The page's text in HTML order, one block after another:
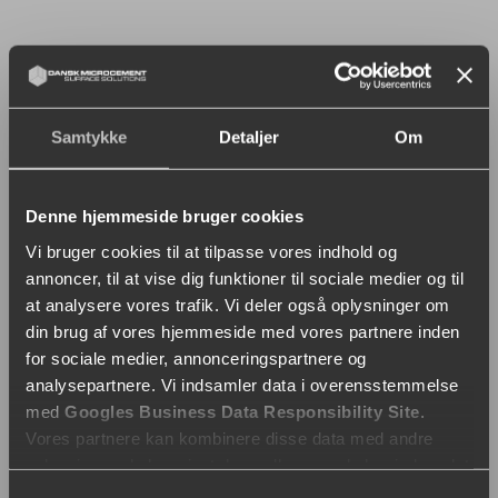
Samtykke Detaljer Om
Denne hjemmeside bruger cookies
Vi bruger cookies til at tilpasse vores indhold og
annoncer, til at vise dig funktioner til sociale medier og til
at analysere vores trafik. Vi deler også oplysninger om
din brug af vores hjemmeside med vores partnere inden
for sociale medier, annonceringspartnere og
analysepartnere. Vi indsamler data i overensstemmelse
med Googles Business Data Responsibility Site
Vores partnere kan kombinere disse data med andre